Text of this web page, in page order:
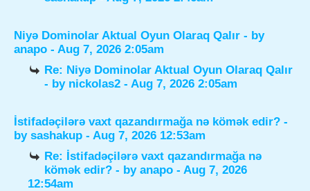
Niyə Dominolar Aktual Oyun Olaraq Qalır - by
anapo - Aug 7, 2026 2:05am
Re: Niyə Dominolar Aktual Oyun Olaraq Qalır
- by nickolas2 - Aug 7, 2026 2:05am
İstifadəçilərə vaxt qazandırmağa nə kömək edir? -
by sashakup - Aug 7, 2026 12:53am
Re: İstifadəçilərə vaxt qazandırmağa nə
kömək edir? - byanapo - Aug 7, 2026
12:54am